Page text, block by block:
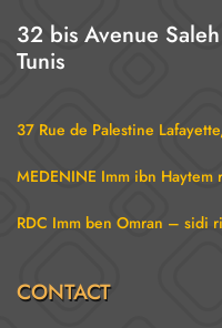
32 bis Avenue
Tunis
37 Rue de Palestine
MEDENINE Imm ibn Haytem
RDC Imm ben Omran – sidi
CONTACT